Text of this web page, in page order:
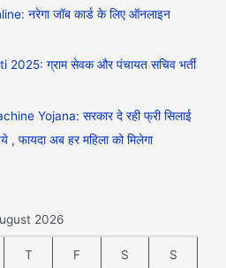
नरेगा जॉब कार्ड के लिए ऑनलाइन
ग्राम सेवक और पंचायत सचिव भर्ती
Yojana: सरकार दे रही फ्री सिलाई
फायदा अब हर महिला को मिलेगा
2026
T F S S